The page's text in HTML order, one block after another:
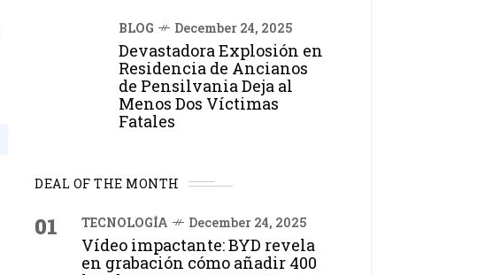
BLOG December 24, 2025
Devastadora Explosión en
Residencia de Ancianos
de Pensilvania Deja al
Menos Dos Víctimas
Fatales
DEAL OF THE MONTH
01 TECNOLOGÍA December 24, 2025
Vídeo impactante: BYD revela
en grabación cómo añadir 400